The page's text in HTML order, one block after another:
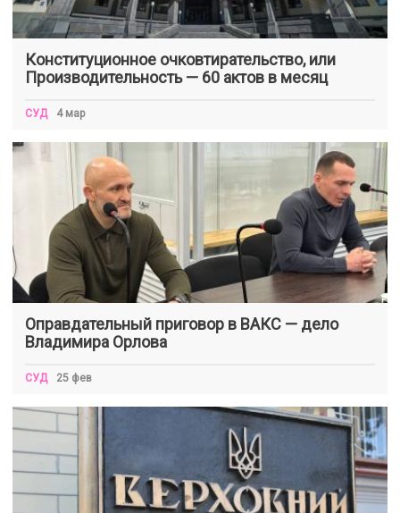
Конституционное очковтирательство, или
Производительность — 60 актов в месяц
СУД 4 мар
Оправдательный приговор в ВАКС — дело
Владимира Орлова
СУД 25 фев